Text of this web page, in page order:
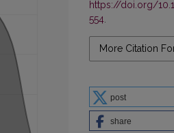
https://doi.org/
554
More Citation
post
share